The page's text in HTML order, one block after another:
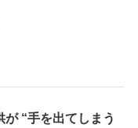
が “手を出てしまう